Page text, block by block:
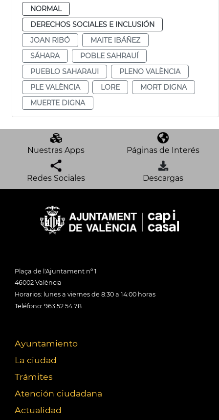
NORMAL
DERECHOS SOCIALES E INCLUSIÓN
JOAN RIBÓ
MAITE IBÁÑEZ
SÁHARA
POBLE SAHRAUÍ
PUEBLO SAHARAUI
PLENO VALÈNCIA
PLE VALÈNCIA
LORE
MORT DIGNA
MUERTE DIGNA
Nuestras Apps Páginas de Interés
Redes Sociales Descargas
Plaça de l'Ajuntament nº 1
46002 València
Horarios: lunes a viernes de 8:30 a 14:00 horas
Teléfono: 963 52 54 78
Ayuntamiento
La ciudad
Trámites
Atención ciudadana
Actualidad